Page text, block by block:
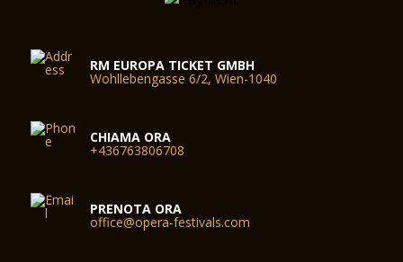
RM EUROPA TICKET GMBH
Wohllebengasse 6/2, Wien-1040
CHIAMA ORA
+436763806708
PRENOTA ORA
office@opera-festivals.com